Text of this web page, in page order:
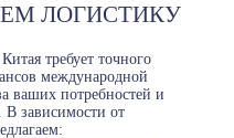
ЛОГИСТИКУ
требует точного
международной
ваших потребностей и
В зависимости от